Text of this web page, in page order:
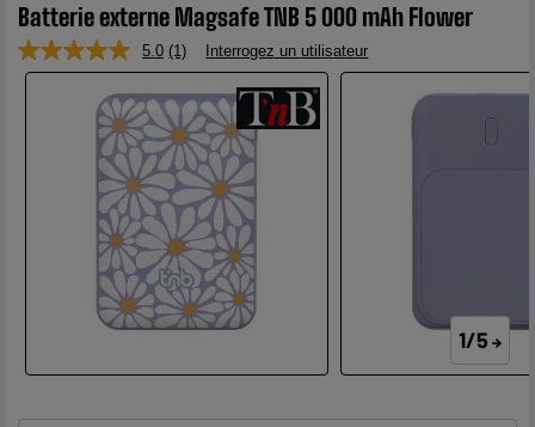
Batterie externe Magsafe TNB 5 000 mAh Flower
5.0 Lire
1
avis.
Lien
sur
la
même
page.
(1) Interrogez un utilisateur
1/5